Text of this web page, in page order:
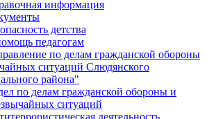
информация
детства
педагогам
по делам гражданской обороны
ситуаций Слюдянского
района"
по делам гражданской обороны и
ситуаций
деятельность